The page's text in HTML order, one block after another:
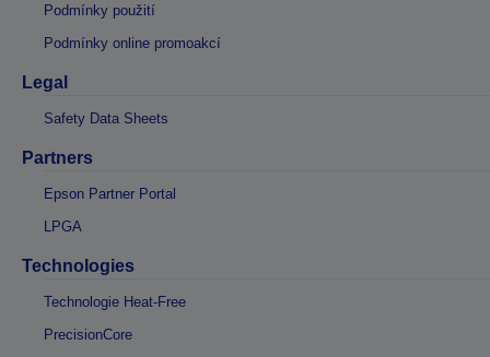
Podmínky použití
Podmínky online promoakcí
Legal
Safety Data Sheets
Partners
Epson Partner Portal
LPGA
Technologies
Technologie Heat-Free
PrecisionCore